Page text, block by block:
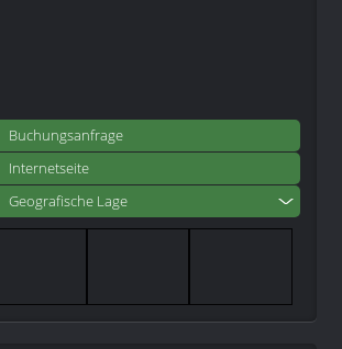
Buchungsanfrage
Internetseite
Geografische Lage